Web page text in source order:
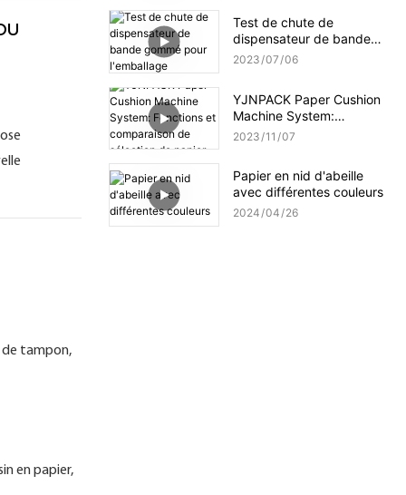
de tampon,
en papier,
Test de chute de
dispensateur de bande
gommé pour l'emballage
2023 07 06
YJNPACK Paper Cushion
Machine System:
Fonctions et comparaison
2023 11 07
Papier en nid d'abeille
avec différentes couleurs
2024 04 26